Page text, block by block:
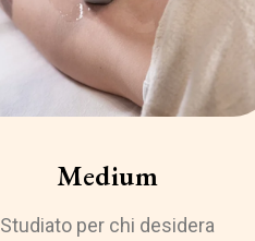
Medium
Studiato per chi desidera